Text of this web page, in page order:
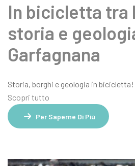
In bicicletta tra
storia e
Garfagnana
Storia, borghi e geologia in bicicletta!
Scopri tutto
Per Saperne Di Più